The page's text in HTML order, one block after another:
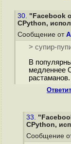
30. "Facebook
CPython,
Сообщение от
> супир-
В
медленнее
33.
CPython,
Сообщение